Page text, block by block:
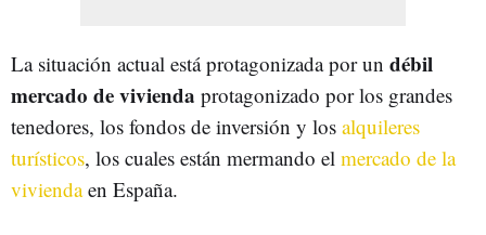
La situación actual está protagonizada por un débil
mercado de vivienda protagonizado por los grandes
tenedores, los fondos de inversión y los alquileres
turísticos, los cuales están mermando el mercado de la
viviendaen España.